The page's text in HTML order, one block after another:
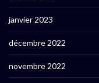
janvier 2023
décembre 2022
novembre 2022